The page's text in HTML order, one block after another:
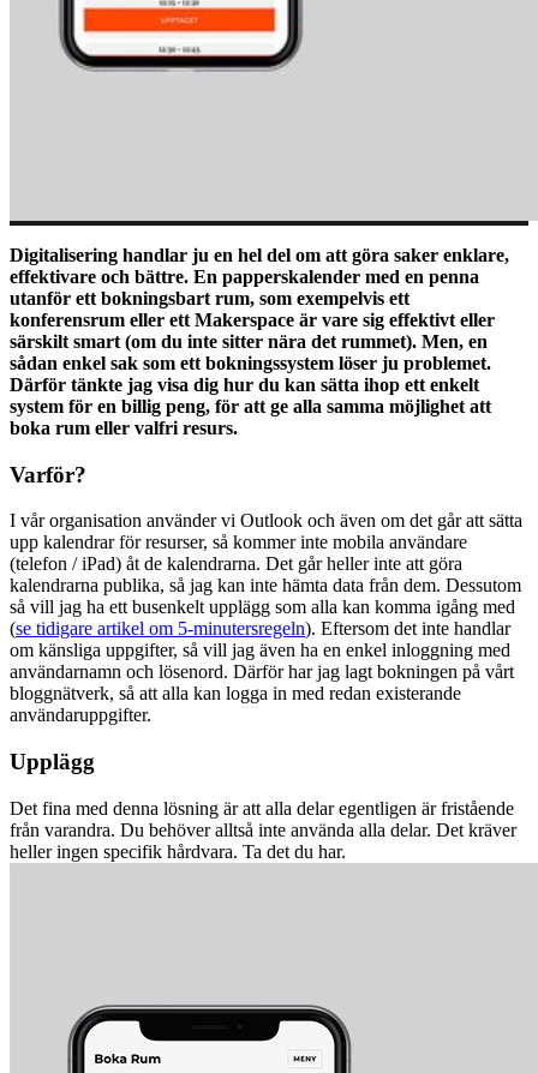
Digitalisering handlar ju en hel del om att göra saker enklare,
effektivare och bättre. En papperskalender med en penna
utanför ett bokningsbart rum, som exempelvis ett
konferensrum eller ett Makerspace är vare sig effektivt eller
särskilt smart (om du inte sitter nära det rummet). Men, en
sådan enkel sak som ett bokningssystem löser ju problemet.
Därför tänkte jag visa dig hur du kan sätta ihop ett enkelt
system för en billig peng, för att ge alla samma möjlighet att
boka rum eller valfri resurs.
Varför?
I vår organisation använder vi Outlook och även om det går att sätta
upp kalendrar för resurser, så kommer inte mobila användare
(telefon / iPad) åt de kalendrarna. Det går heller inte att göra
kalendrarna publika, så jag kan inte hämta data från dem. Dessutom
så vill jag ha ett busenkelt upplägg som alla kan komma igång med
(se tidigare artikel om 5-minutersregeln). Eftersom det inte handlar
om känsliga uppgifter, så vill jag även ha en enkel inloggning med
användarnamn och lösenord. Därför har jag lagt bokningen på vårt
bloggnätverk, så att alla kan logga in med redan existerande
användaruppgifter.
Upplägg
Det fina med denna lösning är att alla delar egentligen är fristående
från varandra. Du behöver alltså inte använda alla delar. Det kräver
heller ingen specifik hårdvara. Ta det du har.